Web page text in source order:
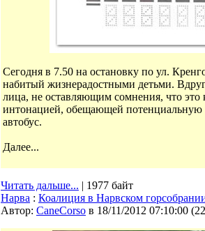
Сегодня в 7.50 на остановку по ул.
набитый жизнерадостными детьми.
лица, не оставляющим сомнения, что это
интонацией, обещающей потенциальную
автобус.
Далее...
Читать дальше... | 1977 байт
Нарва : Коалиция в Нарвском
Автор: CaneCorso в 18/11/2012 07:10:00 (